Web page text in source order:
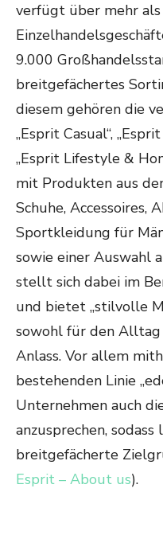
verfügt über mehr
9.000
breitgefächertes
diesem gehören die
„Esprit Casual“,
„Esprit Lifestyle &
mit Produkten aus
Schuhe, Accessoires,
Sportkleidung für
sowie einer Auswahl
stellt sich dabei im
und bietet „stilvolle
sowohl für den Alltag
Anlass. Vor allem
bestehenden Linie
Unternehmen auch
anzusprechen,
breitgefächerte
Esprit – About us).